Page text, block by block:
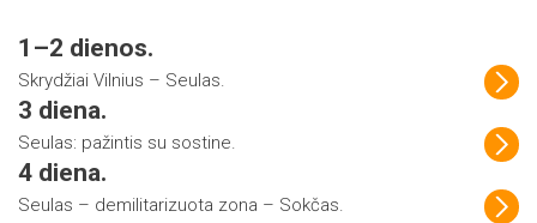
1–2 dienos.
Skrydžiai Vilnius – Seulas.
3 diena.
Seulas: pažintis su sostine.
4 diena.
Seulas – demilitarizuota zona – Sokčas.